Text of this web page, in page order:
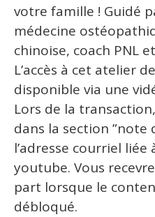
votre famille ! Guidé
médecine
chinoise, coach PNL
L’accès à cet atelier
disponible via une
Lors de la
dans la section ”note
l’adresse courriel
youtube. Vous
part lorsque le
débloqué.